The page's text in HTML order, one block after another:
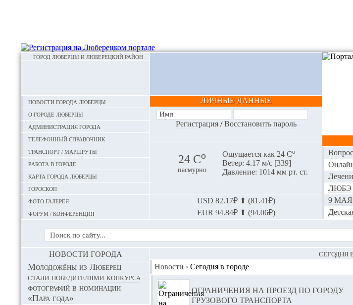
ГОРОД ЛЮБЕРЦЫ И ЛЮБЕРЕЦКИЙ РАЙОН
Новости города Люберцы
О городе Люберцы
Администрация города
Телефонный справочник
Транспорт / маршруты
Работа в городе
Карта города Люберцы
Гороскоп
Фото галерея
Форум / конференция
ЛИЧНЫЕ ДАННЫЕ
Регистрация/Восстановить пароль
24 Сo
пасмурно
Ощущается как 24 Сo
Ветер: 4.17 м/с [339]
Давление: 1014 мм рт. ст.
USD 82.17₽ ⬆ (81.41₽)
EUR 94.84₽ ⬆ (94.06₽)
ЛЮБЭ
9 МАЯ
СЕГОДНЯ
Новости › Сегодня в городе
ОГРАНИЧЕНИЯ НА ПРОЕЗД ПО ГОРОДУ
ГРУЗОВОГО ТРАНСПОРТА
НОВОСТИ ГОРОДА
Молодожёны из Люберец
стали победителями конкурса
фотографий в номинации
«Пара года»